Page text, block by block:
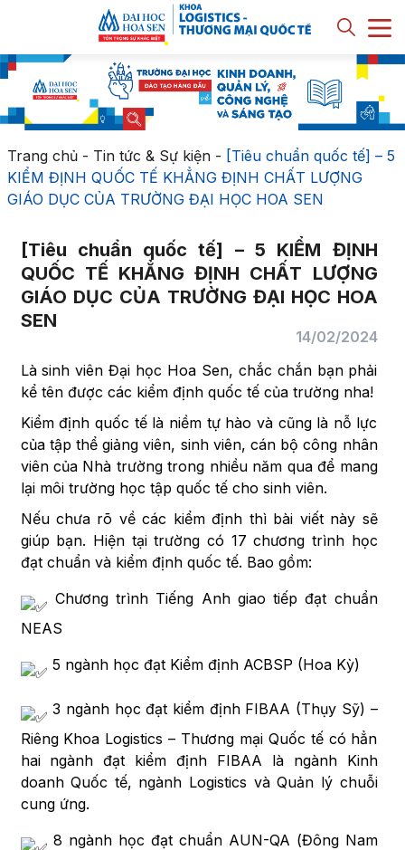
Trang chủ- Tin tức & Sự kiện- [Tiêu chuẩn quốc tế] – 5
KIỂM ĐỊNH QUỐC TẾ KHẲNG ĐỊNH CHẤT LƯỢNG
GIÁO DỤC CỦA TRƯỜNG ĐẠI HỌC HOA SEN
[Tiêu chuẩn quốc tế] – 5 KIỂM ĐỊNH
QUỐC TẾ KHẲNG ĐỊNH CHẤT LƯỢNG
GIÁO DỤC CỦA TRƯỜNG ĐẠI HỌC HOA
SEN
14/02/2024
Là sinh viên Đại học Hoa Sen, chắc chắn bạn phải
kể tên được các kiểm định quốc tế của trường nha!
Kiểm định quốc tế là niềm tự hào và cũng là nỗ lực
của tập thể giảng viên, sinh viên, cán bộ công nhân
viên của Nhà trường trong nhiều năm qua để mang
lại môi trường học tập quốc tế cho sinh viên.
Nếu chưa rõ về các kiểm định thì bài viết này sẽ
giúp bạn. Hiện tại trường có 17 chương trình học
đạt chuẩn và kiểm định quốc tế. Bao gồm:
Chương trình Tiếng Anh giao tiếp đạt chuẩn
NEAS
5 ngành học đạt Kiểm định ACBSP (Hoa Kỳ)
3 ngành học đạt kiểm định FIBAA (Thụy Sỹ) –
Riêng Khoa Logistics – Thương mại Quốc tế có hẳn
hai ngành đạt kiểm định FIBAA là ngành Kinh
doanh Quốc tế, ngành Logistics và Quản lý chuỗi
cung ứng.
8 ngành học đạt chuẩn AUN-QA (Đông Nam